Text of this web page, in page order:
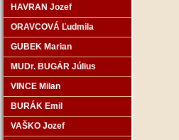
HAVRAN Jozef
ORAVCOVÁ Ľudmila
GUBEK Marian
MUDr. BUGÁR Július
VINCE Milan
BURÁK Emil
VAŠKO Jozef